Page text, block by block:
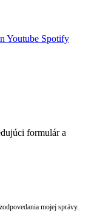
Youtube Spotify
formulár a
mojej správy.